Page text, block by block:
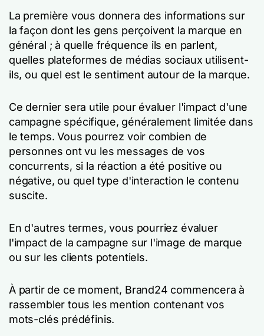
La première vous donnera des informations sur
la façon dont les gens perçoivent la marque en
général ; à quelle fréquence ils en parlent,
quelles plateformes de médias sociaux utilisent-
ils, ou quel est le sentiment autour de la marque.
Ce dernier sera utile pour évaluer l'impact d'une
campagne spécifique, généralement limitée dans
le temps. Vous pourrez voir combien de
personnes ont vu les messages de vos
concurrents, si la réaction a été positive ou
négative, ou quel type d'interaction le contenu
suscite.
En d'autres termes, vous pourriez évaluer
l'impact de la campagne sur l'image de marque
ou sur les clients potentiels.
À partir de ce moment, Brand24 commencera à
rassembler tous les mention contenant vos
mots-clés prédéfinis.